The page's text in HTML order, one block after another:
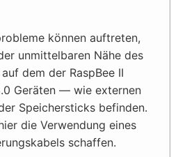
können auftreten,
unmittelbaren Nähe des
dem der RaspBee II
Geräten — wie externen
Speicher­sticks befinden.
die Verwendung eines
schaffen.